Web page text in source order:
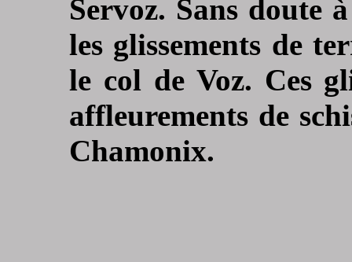
Servoz. Sans doute
les glissements de
le col de Voz. Ces
affleurements de
Chamonix.